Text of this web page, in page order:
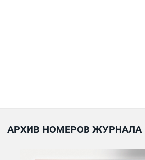
АРХИВ НОМЕРОВ ЖУРНАЛА